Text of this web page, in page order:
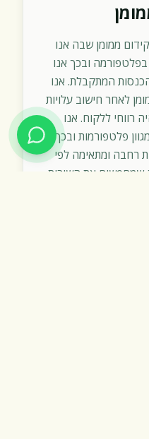
ממומן שבה אנו
ובכך אנו
המתקבלת. אנו
לאחר חישוב עלויות
רווחי ללקוח. אנו
פלטפורמות ובכך
רחבה ומתאימה לפי
שמחפשים את השירות